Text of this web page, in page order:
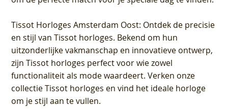
Tissot Horloges Amsterdam Oost: Ontdek de precisie
en stijl van Tissot horloges. Bekend om hun
uitzonderlijke vakmanschap en innovatieve ontwerp,
zijn Tissot horloges perfect voor wie zowel
functionaliteit als mode waardeert. Verken onze
collectie Tissot horloges en vind het ideale horloge
om je stijl aan te vullen.